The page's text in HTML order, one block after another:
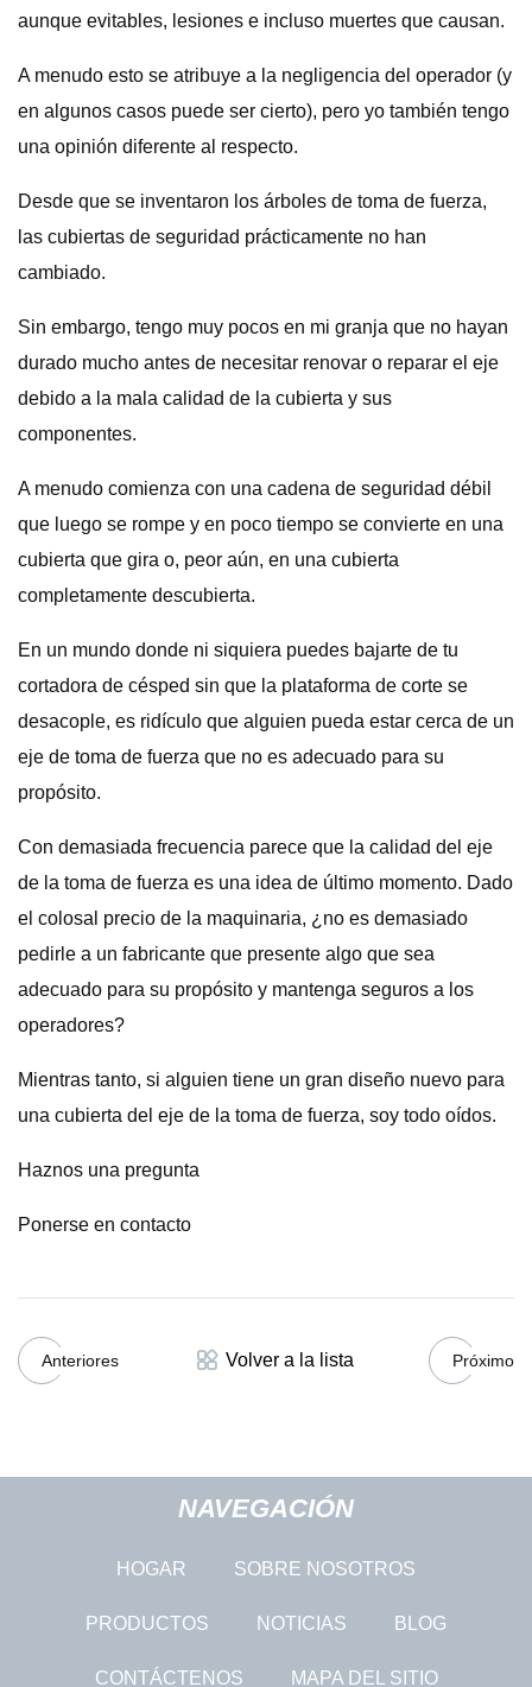
aunque evitables, lesiones e incluso muertes que causan.
A menudo esto se atribuye a la negligencia del operador (y
en algunos casos puede ser cierto), pero yo también tengo
una opinión diferente al respecto.
Desde que se inventaron los árboles de toma de fuerza,
las cubiertas de seguridad prácticamente no han
cambiado.
Sin embargo, tengo muy pocos en mi granja que no hayan
durado mucho antes de necesitar renovar o reparar el eje
debido a la mala calidad de la cubierta y sus
componentes.
A menudo comienza con una cadena de seguridad débil
que luego se rompe y en poco tiempo se convierte en una
cubierta que gira o, peor aún, en una cubierta
completamente descubierta.
En un mundo donde ni siquiera puedes bajarte de tu
cortadora de césped sin que la plataforma de corte se
desacople, es ridículo que alguien pueda estar cerca de un
eje de toma de fuerza que no es adecuado para su
propósito.
Con demasiada frecuencia parece que la calidad del eje
de la toma de fuerza es una idea de último momento. Dado
el colosal precio de la maquinaria, ¿no es demasiado
pedirle a un fabricante que presente algo que sea
adecuado para su propósito y mantenga seguros a los
operadores?
Mientras tanto, si alguien tiene un gran diseño nuevo para
una cubierta del eje de la toma de fuerza, soy todo oídos.
Haznos una pregunta
Ponerse en contacto
Anteriores Volver a la lista Próximo
NAVEGACIÓN
HOGAR SOBRE NOSOTROS
PRODUCTOS NOTICIAS BLOG
CONTÁCTENOS MAPA DEL SITIO